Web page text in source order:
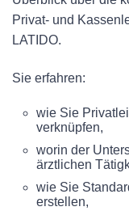
Privat- und
LATIDO.
Sie erfahren:
wie Sie
verknüpfen,
worin der
ärztlichen
wie Sie
erstellen,